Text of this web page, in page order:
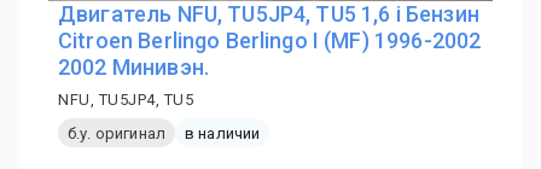
Двигатель NFU, TU5JP4, TU5 1,6 i Бензин
Citroen Berlingo Berlingo I (MF) 1996-2002
2002 Минивэн.
NFU, TU5JP4, TU5
б.у. оригинал
в наличии